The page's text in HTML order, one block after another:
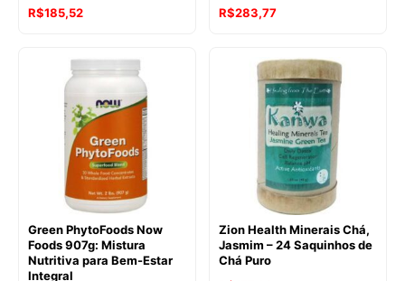
R$185,52
R$283,77
Green PhytoFoods Now
Foods 907g: Mistura
Nutritiva para Bem-Estar
Integral
Zion Health Minerais Chá,
Jasmim – 24 Saquinhos de
Chá Puro